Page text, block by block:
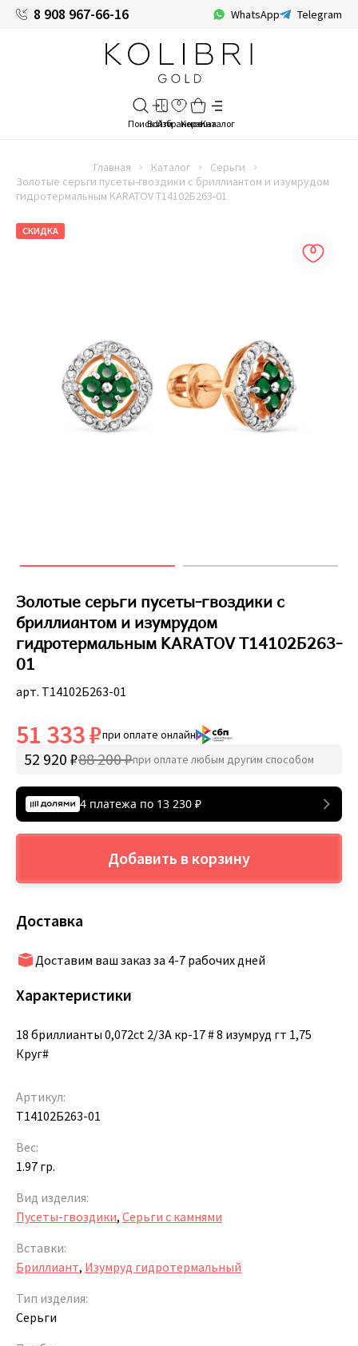
8 908 967-66-16 WhatsApp Telegram
Главная Каталог
Серьги
Золотые серьги пусеты-гвоздики с бриллиантом и изумрудом
гидротермальным KARATOV Т14102Б263-01
СКИДКА
Золотые серьги пусеты-гвоздики с
бриллиантом и изумрудом
гидротермальным KARATOV Т14102Б263-
01
арт. Т14102Б263-01
51 333 ₽при оплате онлайн
52 920 ₽88 200 ₽при оплате любым другим способом
4 платежа по 13 230 ₽
Добавить в корзину
Доставка
Доставим ваш заказ за 4-7 рабочих дней
Характеристики
18 бриллианты 0,072ct 2/3А кр-17 # 8 изумруд гт 1,75
Круг#
Артикул:
Т14102Б263-01
Вес:
1.97 гр.
Вид изделия:
Пусеты-гвоздики, Серьги с камнями
Вставки:
Бриллиант, Изумруд гидротермальный
Тип изделия:
Серьги